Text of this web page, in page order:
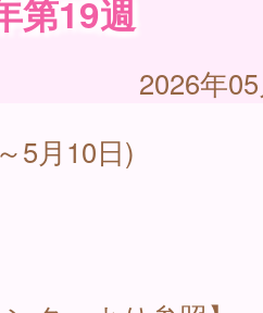
第19週
2026年
5月10日)